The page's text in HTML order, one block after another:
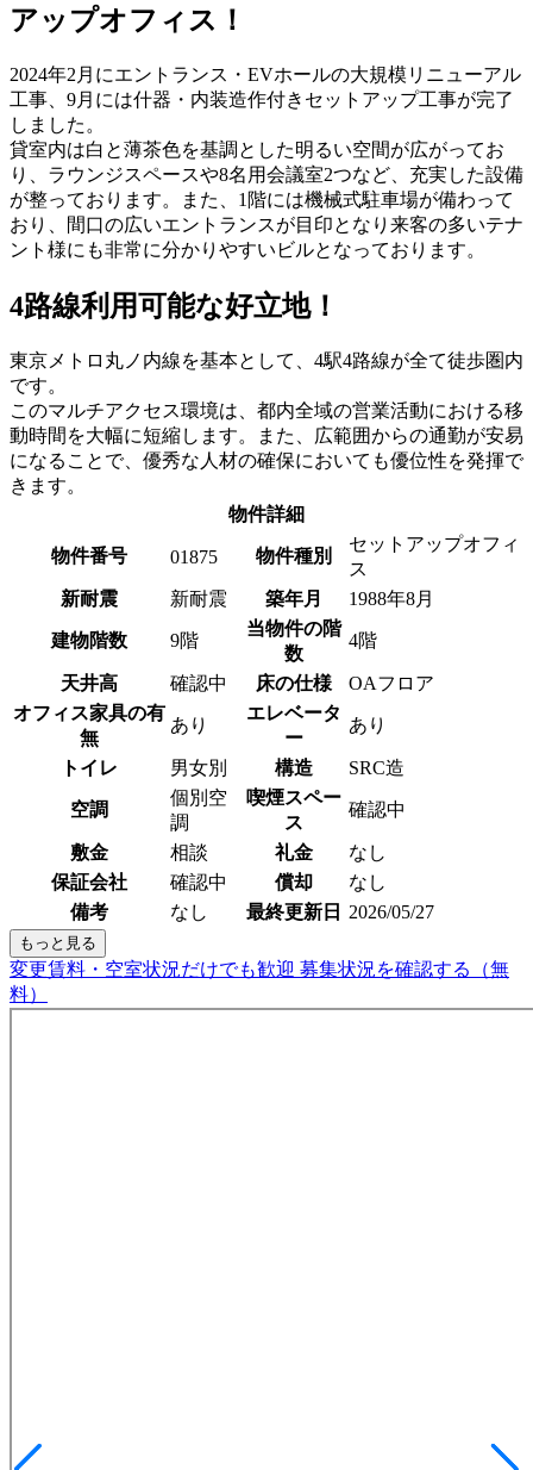
アップオフィス！
2024年2月にエントランス・EVホールの大規模リニューアル
工事、9月には什器・内装造作付きセットアップ工事が完了
しました。
貸室内は白と薄茶色を基調とした明るい空間が広がってお
り、ラウンジスペースや8名用会議室2つなど、充実した設備
が整っております。また、1階には機械式駐車場が備わって
おり、間口の広いエントランスが目印となり来客の多いテナ
ント様にも非常に分かりやすいビルとなっております。
4路線利用可能な好立地！
東京メトロ丸ノ内線を基本として、4駅4路線が全て徒歩圏内
です。
このマルチアクセス環境は、都内全域の営業活動における移
動時間を大幅に短縮します。また、広範囲からの通勤が安易
になることで、優秀な人材の確保においても優位性を発揮で
きます。
物件詳細
物件番号 01875 物件種別
セットアップオフィ
ス
新耐震
新耐震 築年月 1988年8月
建物階数 9階
当物件の階
数
4階
天井高 確認中 床の仕様
OAフロア
オフィス家具の有
無
あり
エレベータ
ー
あり
トイレ 男女別 構造 SRC造
空調
個別空
調
喫煙スペー
ス
確認中
敷金 相談 礼金
なし
保証会社
確認中 償却
なし
備考
なし 最終更新日 2026/05/27
もっと見る
変更賃料・空室状況だけでも歓迎 募集状況を確認する（無
料）